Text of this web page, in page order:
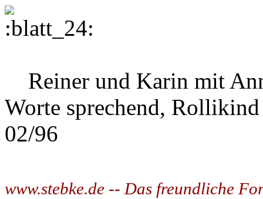
Reiner und Karin mit
Worte sprechend,
02/96
www.stebke.de -- Das freundliche